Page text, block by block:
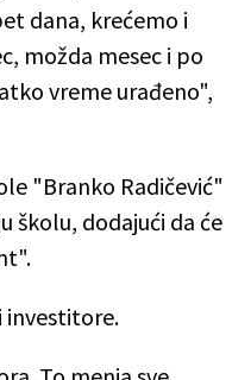
dana, krećemo i
možda mesec i po
vreme urađeno",
"Branko Radičević"
školu, dodajući da će
investitore.